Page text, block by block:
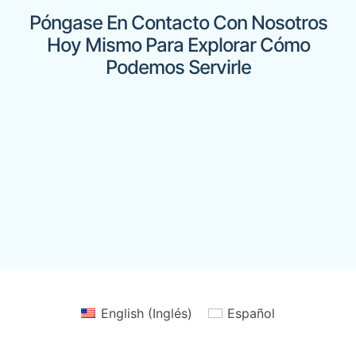
Póngase En Contacto Con Nosotros
Hoy Mismo Para Explorar Cómo
Podemos Servirle
English(Inglés) Español